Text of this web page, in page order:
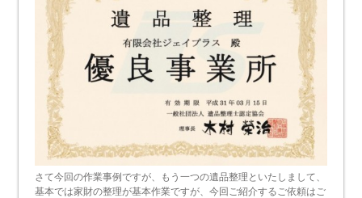
さて今回の作業事例ですが、もう一つの遺品整理といたしまして、
基本では家財の整理が基本作業ですが、今回ご紹介するご依頼はご